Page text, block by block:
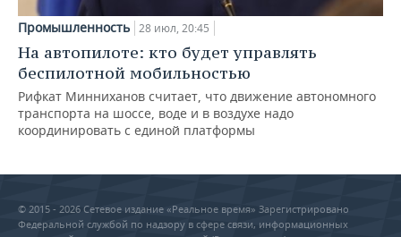
Промышленность 28 июл, 20:45
На автопилоте: кто будет управлять
беспилотной мобильностью
Рифкат Минниханов считает, что движение автономного
транспорта на шоссе, воде и в воздухе надо
координировать с единой платформы
© 2015 - 2026 Сетевое издание «Реальное время» Зарегистрировано
Федеральной службой по надзору в сфере связи, информационных